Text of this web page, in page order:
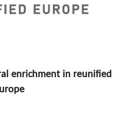
enrichment in reunified